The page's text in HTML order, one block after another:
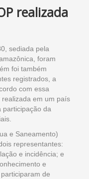
realizada
sediada pela
foram
foi também
registrados, a
com essa
em um país
participação da
e Saneamento)
representantes:
e incidência; e
e
de